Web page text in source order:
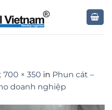
700 × 350 in Phun cát –
doanh nghiệp